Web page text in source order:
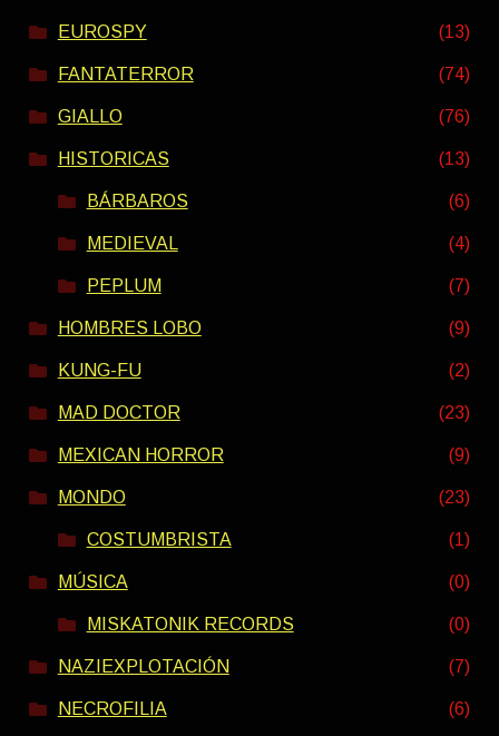
EUROSPY (13)
FANTATERROR (74)
GIALLO (76)
HISTORICAS (13)
BÁRBAROS (6)
MEDIEVAL (4)
PEPLUM (7)
HOMBRES LOBO (9)
KUNG-FU (2)
MAD DOCTOR (23)
MEXICAN HORROR (9)
MONDO (23)
COSTUMBRISTA (1)
MÚSICA (0)
MISKATONIK RECORDS (0)
NAZIEXPLOTACIÓN (7)
NECROFILIA (6)